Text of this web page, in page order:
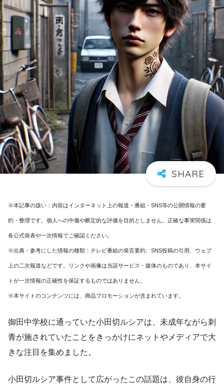
※本記事の扱い：内容はインターネット上の報道・番組・SNS等の公開情報の要
約・整理です。個人への中傷や断定的な評価を目的としません。正確な事実関係は
各公式発表や一次情報でご確認ください。
※出典・参考にした情報の種類：テレビ番組の発言要約、SNS投稿の引用、ウェブ
上の二次報道などです。リンクや画像は当該サービス・媒体のものであり、本サイ
トが一次情報の正確性を保証するものではありません。
※本サイトのコンテンツには、商品プロモーションが含まれています。
御田中学校に通っていた小田切ルシアは、未成年ながら刺
青が施されていたことをきっかけにネットやメディアで大
きな注目を集めました。
小田切ルシア事件として広がったこの話題は、彼自身の行